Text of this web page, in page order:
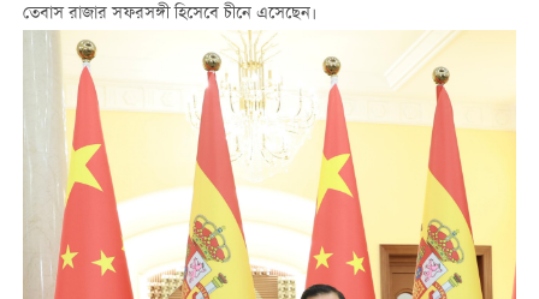
তেবাস রাজার সফরসঙ্গী হিসেবে চীনে এসেছেন।